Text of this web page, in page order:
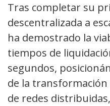
Tras completar su
descentralizada a
ha demostrado la
tiempos de
segundos,
de la
de redes distribuidas,